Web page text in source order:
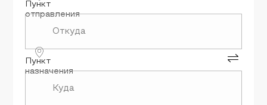
Пункт
отправления
Пункт
назначения